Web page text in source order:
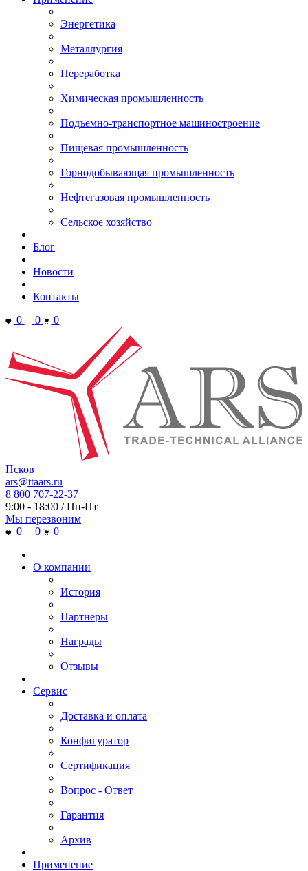
Энергетика
Металлургия
Переработка
Химическая промышленность
Подъемно-транспортное машиностроение
Пищевая промышленность
Горнодобывающая промышленность
Нефтегазовая промышленность
Сельское хозяйство
Блог
Новости
Контакты
0
0 0
Псков
ars@ttaars.ru
8 800 707-22-37
9:00 - 18:00 / Пн-Пт
Мы перезвоним
0
0 0
О компании
История
Партнеры
Награды
Отзывы
Сервис
Доставка и оплата
Конфигуратор
Сертификация
Вопрос - Ответ
Гарантия
Архив
Применение